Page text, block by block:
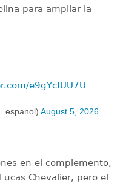
para ampliar la
e9gYcfUU7U
August 5, 2026
en el complemento,
Chevalier, pero el